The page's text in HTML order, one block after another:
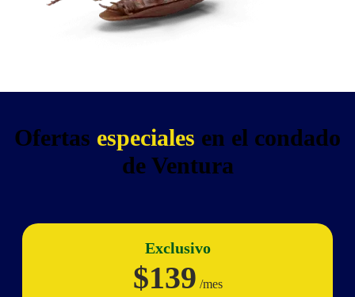
Ofertas especiales en el condado
de Ventura
Exclusivo
$139 /mes